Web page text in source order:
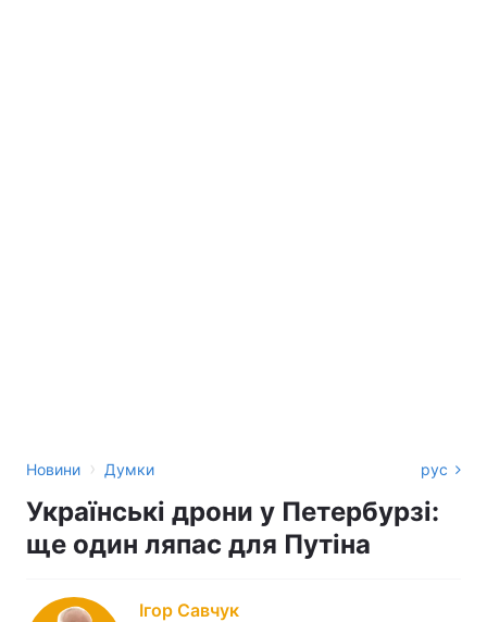
Новини › Думки рус
Українські дрони у Петербурзі:
ще один ляпас для Путіна
Ігор Савчук